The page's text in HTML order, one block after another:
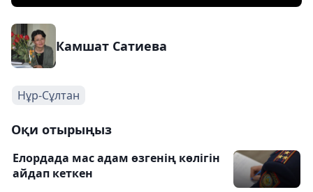
Камшат Сатиева
Нұр-Сұлтан
Оқи отырыңыз
Елордада мас адам өзгенің көлігін
айдап кеткен